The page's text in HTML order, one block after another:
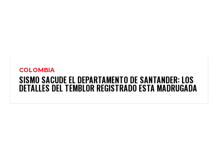
COLOMBIA
SISMO SACUDE EL DEPARTAMENTO DE SANTANDER: LOS
DETALLES DEL TEMBLOR REGISTRADO ESTA MADRUGADA